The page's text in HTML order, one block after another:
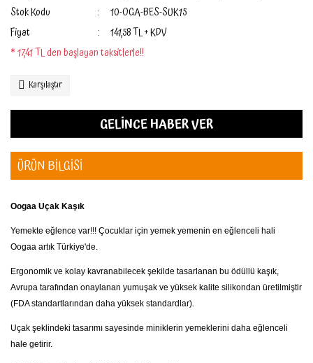
Stok Kodu
10-OGA-BES-SUK15
Fiyat
141,58 TL + KDV
* 17,41 TL den başlayan taksitlerle!!
Karşılaştır
GELİNCE HABER VER
ÜRÜN BİLGİSİ
Oogaa Uçak Kaşık
Yemekte eğlence var!!! Çocuklar için yemek yemenin en eğlenceli hali
Oogaa artık Türkiye'de.
Ergonomik ve kolay kavranabilecek şekilde tasarlanan bu ödüllü kaşık,
Avrupa tarafından onaylanan yumuşak ve yüksek kalite silikondan üretilmiştir
(FDA standartlarından daha yüksek standardlar).
Uçak şeklindeki tasarımı sayesinde miniklerin yemeklerini daha eğlenceli
hale getirir.